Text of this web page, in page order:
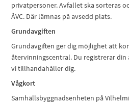
privatpersoner. Avfallet ska sorteras
ÅVC. Där lämnas på avsedd plats.
Grundavgiften
Grundavgiften ger dig möjlighet att
återvinningscentral. Du registrerar
vi tillhandahåller dig.
Vågkort
Samhällsbyggnadsenheten på